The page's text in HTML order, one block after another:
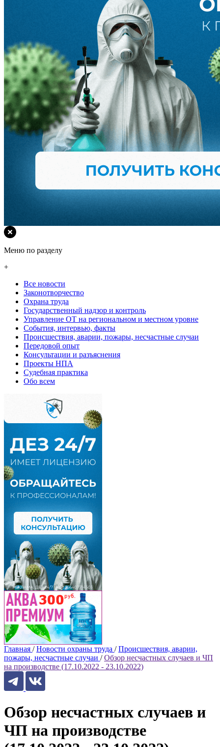
Меню по разделу
+
Все новости
Законотворчество
Охрана труда
Государственный надзор и контроль
Управление ОТ на региональном и местном уровне
События, интервью, факты
Происшествия, аварии, пожары, несчастные случаи
Передовой опыт
Консультации и разъяснения
Проекты НПА
Судебная практика
Обо всем
Главная / Новости охраны труда / Происшествия, аварии,
пожары, несчастные случаи / Обзор несчастных случаев и ЧП
на производстве (17.10.2022 - 23.10.2022)
Обзор несчастных случаев и
ЧП на производстве